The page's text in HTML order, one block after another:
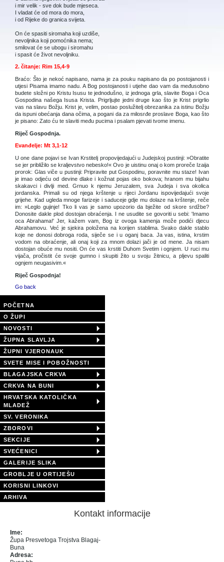
i mir velik - sve dok bude mjeseca.
I vladat će od mora do mora,
i od Rijeke do granica svijeta.
On će spasiti siromaha koji uzdiše,
nevoljnika koji pomoćnika nema;
smilovat će se ubogu i siromahu
i spasit će život nevoljniku.
2. čitanje: Rim 15,4-9
Braćo: Što je nekoć napisano, nama je za pouku napisano da po postojanosti i
utjesi Pisama imamo nadu. A Bog postojanosti i utjehe dao vam da međusobno
budete složni po Kristu Isusu te jednodušno, iz jednoga grla, slavite Boga i Oca
Gospodina našega Isusa Krista. Prigrljujte jedni druge kao što je Krist prigrlio
vas na slavu Božju. Krist je, velim, postao poslužitelj obrezanika za istinu Božju
da ispuni obećanja dana očima, a pogani da za milosrđe proslave Boga, kao što
je pisano: Zato ću te slaviti među pucima i psalam pjevati tvome imenu.
Riječ Gospodnja.
Evanđelje: Mt 3,1-12
U one dane pojavi se Ivan Krstitelj propovijedajući u Judejskoj pustinji: »Obratite
se jer približilo se kraljevstvo nebesko!« Ovo je uistinu onaj o kom proreče Izaija
prorok: Glas viče u pustinji: Pripravite put Gospodinu, poravnite mu staze! Ivan
je imao odjeću od devine dlake i kožnat pojas oko bokova; hranom mu bijahu
skakavci i divlji med. Grnuo k njemu Jeruzalem, sva Judeja i sva okolica
jordanska. Primali su od njega krštenje u rijeci Jordanu ispovijedajući svoje
grijehe. Kad ugleda mnoge farizeje i saduceje gdje mu dolaze na krštenje, reče
im: »Leglo gujinje! Tko li vas je samo upozorio da bježite od skore srdžbe?
Donosite dakle plod dostojan obraćenja. I ne usudite se govoriti u sebi: 'Imamo
oca Abrahama!' Jer, kažem vam, Bog iz ovoga kamenja može podići djecu
Abrahamovu. Već je sjekira položena na korijen stablima. Svako dakle stablo
koje ne donosi dobroga roda, siječe se i u oganj baca. Ja vas, istina, krstim
vodom na obraćenje, ali onaj koji za mnom dolazi jači je od mene. Ja nisam
dostojan obuće mu nositi. On će vas krstiti Duhom Svetim i ognjem. U ruci mu
vijača, pročistit će svoje gumno i skupiti žito u svoju žitnicu, a pljevu spaliti
ognjem neugasivim.«
Riječ Gospodnja!
Go back
POČETNA
O ŽUPI
NOVOSTI
ŽUPNA SLAVLJA
ŽUPNI VJERONAUK
SVETE MISE I POBOŽNOSTI
BLAGAJSKA CRKVA
CRKVA NA BUNI
HRVATSKA KATOLIČKA
MLADEŽ
SV. VERONIKA
ZBOROVI
SEKCIJE
SVEĆENICI
GALERIJE SLIKA
GROBLJE U ORTIJEŠU
KORISNI LINKOVI
ARHIVA
Kontakt informacije
Ime:
Župa Presvetoga Trojstva Blagaj-
Buna
Adresa: